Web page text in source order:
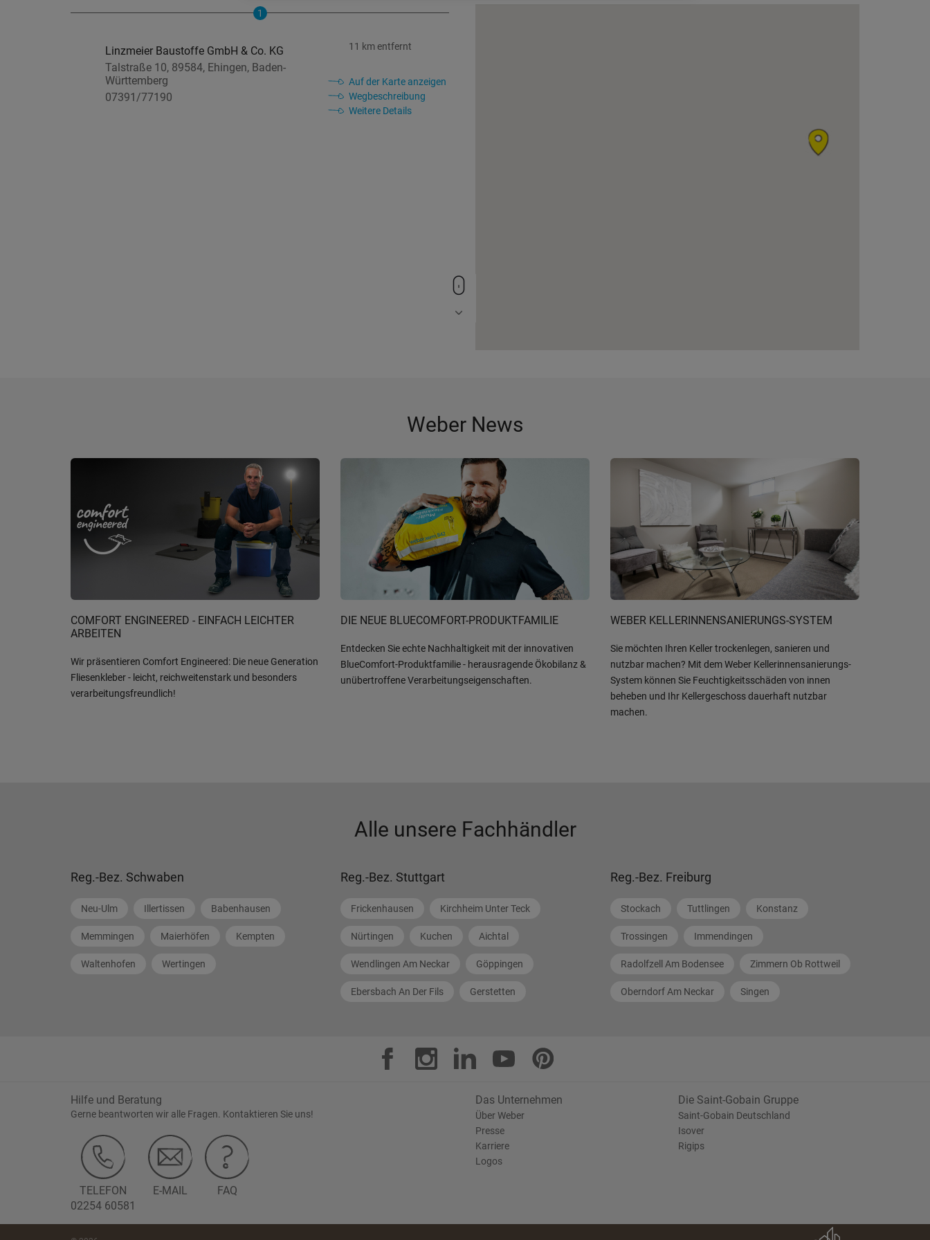
1
Linzmeier Baustoffe GmbH & Co. KG
Talstraße 10, 89584, Ehingen, Baden-
Württemberg
07391/77190
11 km entfernt
Auf der Karte anzeigen
Wegbeschreibung
Weitere Details
Weber News
COMFORT ENGINEERED - EINFACH LEICHTER
ARBEITEN
Wir präsentieren Comfort Engineered: Die neue Generation
Fliesenkleber - leicht, reichweitenstark und besonders
verarbeitungsfreundlich!
DIE NEUE BLUECOMFORT-PRODUKTFAMILIE
Entdecken Sie echte Nachhaltigkeit mit der innovativen
BlueComfort-Produktfamilie - herausragende Ökobilanz &
unübertroffene Verarbeitungseigenschaften.
WEBER KELLERINNENSANIERUNGS-SYSTEM
Sie möchten Ihren Keller trockenlegen, sanieren und
nutzbar machen? Mit dem Weber Kellerinnensanierungs-
System können Sie Feuchtigkeitsschäden von innen
beheben und Ihr Kellergeschoss dauerhaft nutzbar
machen.
Alle unsere Fachhändler
Reg.-Bez. Schwaben
Neu-Ulm Illertissen Babenhausen
Memmingen Maierhöfen Kempten
Waltenhofen Wertingen
Reg.-Bez. Stuttgart
Frickenhausen Kirchheim Unter Teck
Nürtingen Kuchen Aichtal
Wendlingen Am Neckar Göppingen
Ebersbach An Der Fils Gerstetten
Reg.-Bez. Freiburg
Stockach Tuttlingen Konstanz
Trossingen Immendingen
Radolfzell Am Bodensee Zimmern Ob Rottweil
Oberndorf Am Neckar Singen
Hilfe und Beratung
Gerne beantworten wir alle Fragen. Kontaktieren Sie uns!
TELEFON
02254 60581
E-MAIL FAQ
Das Unternehmen
Über Weber
Presse
Karriere
Logos
Die Saint-Gobain Gruppe
Saint-Gobain Deutschland
Isover
Rigips